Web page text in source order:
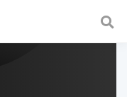
a fast and